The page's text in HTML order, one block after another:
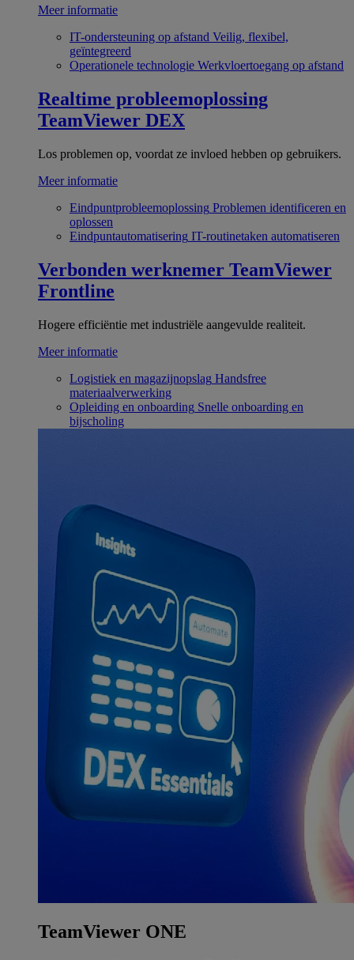
Meer informatie
IT-ondersteuning op afstand Veilig, flexibel,
geïntegreerd
Operationele technologie Werkvloertoegang op afstand
Realtime probleemoplossing
TeamViewer DEX
Los problemen op, voordat ze invloed hebben op gebruikers.
Meer informatie
Eindpuntprobleemoplossing Problemen identificeren en
oplossen
Eindpuntautomatisering IT-routinetaken automatiseren
Verbonden werknemer TeamViewer
Frontline
Hogere efficiëntie met industriële aangevulde realiteit.
Meer informatie
Logistiek en magazijnopslag Handsfree
materiaalverwerking
Opleiding en onboarding Snelle onboarding en
bijscholing
TeamViewer ONE